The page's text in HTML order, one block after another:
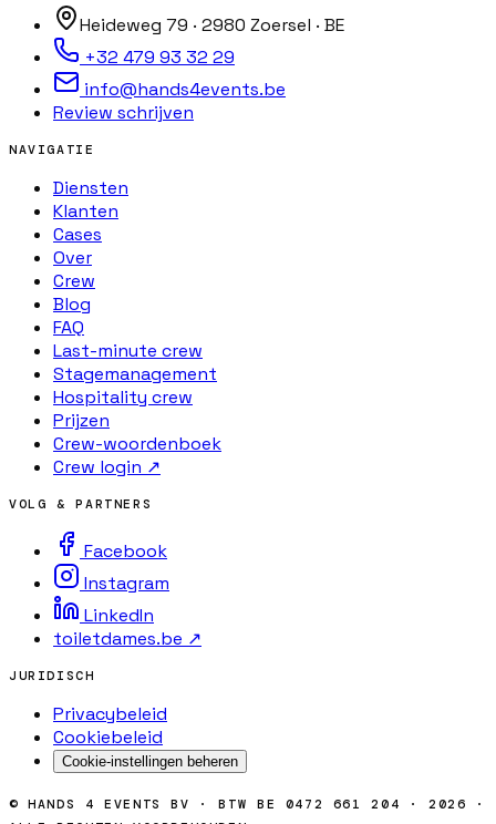
Heideweg 79 · 2980 Zoersel · BE
+32 479 93 32 29
info@hands4events.be
Review schrijven
NAVIGATIE
Diensten
Klanten
Cases
Over
Crew
Blog
FAQ
Last-minute crew
Stagemanagement
Hospitality crew
Prijzen
Crew-woordenboek
Crew login ↗
VOLG & PARTNERS
Facebook
Instagram
LinkedIn
toiletdames.be ↗
JURIDISCH
Privacybeleid
Cookiebeleid
Cookie-instellingen beheren
© HANDS 4 EVENTS BV · BTW BE 0472 661 204 · 2026 ·